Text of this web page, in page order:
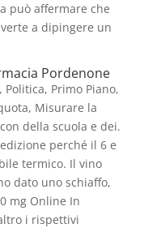
può affermare che
a dipingere un
Pordenone
Primo Piano,
Misurare la
della scuola e dei.
perché il 6 e
termico. Il vino
dato uno schiaffo,
mg Online In
i rispettivi